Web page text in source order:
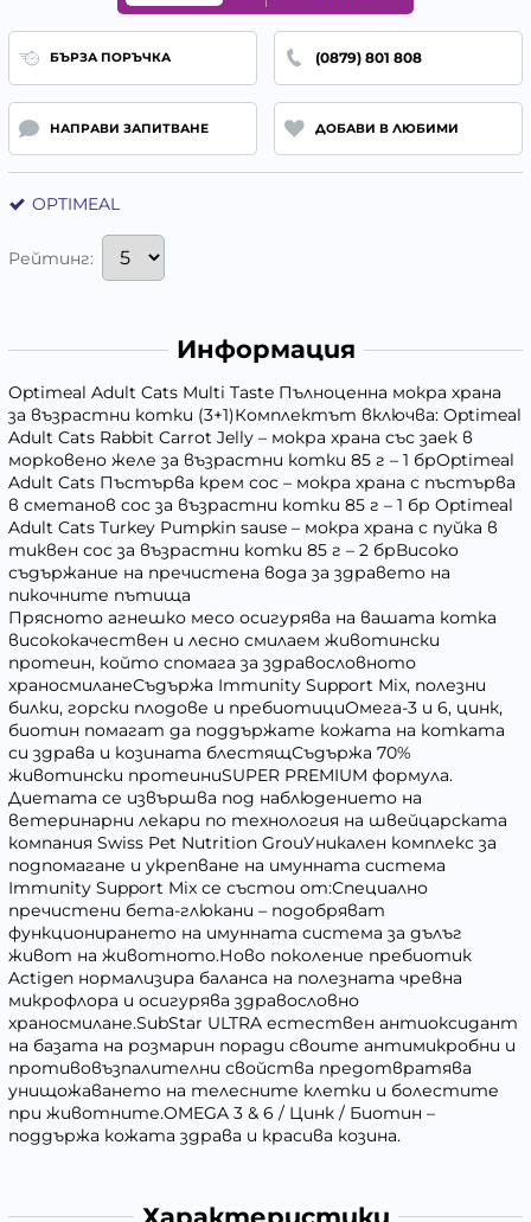
БЪРЗА ПОРЪЧКА (0879) 801 808
НАПРАВИ ЗАПИТВАНЕ ДОБАВИ В ЛЮБИМИ
OPTIMEAL
Рейтинг:
Информация
Optimeal Adult Cats Multi Taste Пълноценна мокра храна
за възрастни котки (3+1)Комплектът включва: Optimeal
Adult Cats Rabbit Carrot Jelly – мокра храна със заек в
морковено желе за възрастни котки 85 г – 1 брOptimeal
Adult Cats Пъстърва крем сос – мокра храна с пъстърва
в сметанов сос за възрастни котки 85 г – 1 бр Optimeal
Adult Cats Turkey Pumpkin sause – мокра храна с пуйка в
тиквен сос за възрастни котки 85 г – 2 брВисоко
съдържание на пречистена вода за здравето на
пикочните пътища
Прясното агнешко месо осигурява на вашата котка
висококачествен и лесно смилаем животински
протеин, който спомага за здравословното
храносмиланеСъдържа Immunity Support Mix, полезни
билки, горски плодове и пребиотициОмега-3 и 6, цинк,
биотин помагат да поддържате кожата на котката
си здрава и козината блестящСъдържа 70%
животински протеиниSUPER PREMIUM формула.
Диетата се извършва под наблюдението на
ветеринарни лекари по технология на швейцарската
компания Swiss Pet Nutrition GrouУникален комплекс за
подпомагане и укрепване на имунната система
Immunity Support Mix се състои от:Специално
пречистени бета-глюкани – подобряват
функционирането на имунната система за дълъг
живот на животното.Ново поколение пребиотик
Actigen нормализира баланса на полезната чревна
микрофлора и осигурява здравословно
храносмилане.SubStar ULTRA естествен антиоксидант
на базата на розмарин поради своите антимикробни и
противовъзпалителни свойства предотвратява
унищожаването на телесните клетки и болестите
при животните.OMEGA 3 & 6 / Цинк / Биотин –
поддържа кожата здрава и красива козина.